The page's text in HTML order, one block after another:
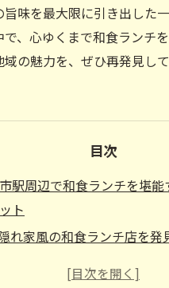
旨味を最大限に引き出した
、心ゆくまで和食ランチ
の魅力を、ぜひ再発見し
目次
駅周辺で和食ランチを堪能
ト
れ家風の和食ランチ店を発
地元食材を活かした新しい和